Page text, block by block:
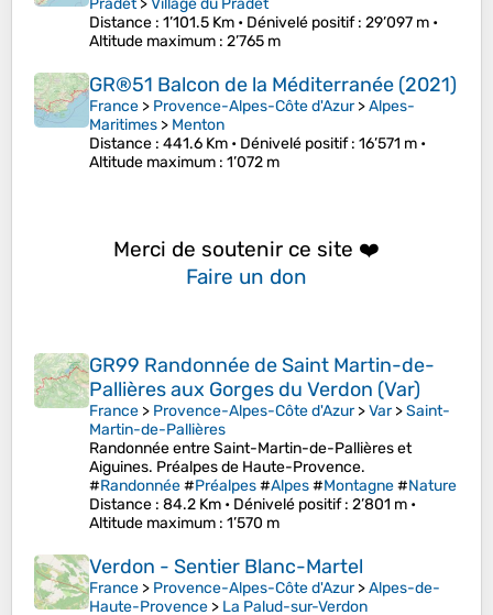
Pradet>Village du Pradet
Distance : 1’101.5 Km • Dénivelé positif: 29’097 m •
Altitude maximum : 2’765 m
GR®51 Balcon de la Méditerranée (2021)
France > Provence-Alpes-Côte d'Azur>Alpes-
Maritimes > Menton
Distance : 441.6 Km • Dénivelé positif: 16’571 m •
Altitude maximum : 1’072 m
Merci de soutenir ce site ❤️
Faire un don
GR99 Randonnée de Saint Martin-de-
Pallières aux Gorges du Verdon (Var)
France > Provence-Alpes-Côte d'Azur>Var>Saint-
Martin-de-Pallières
Randonnée entre Saint-Martin-de-Pallières et
Aiguines. Préalpes de Haute-Provence.
#Randonnée#Préalpes#Alpes#Montagne#Nature
Distance : 84.2 Km • Dénivelé positif: 2’801 m •
Altitude maximum : 1’570 m
Verdon - Sentier Blanc-Martel
France > Provence-Alpes-Côte d'Azur>Alpes-de-
Haute-Provence > La Palud-sur-Verdon